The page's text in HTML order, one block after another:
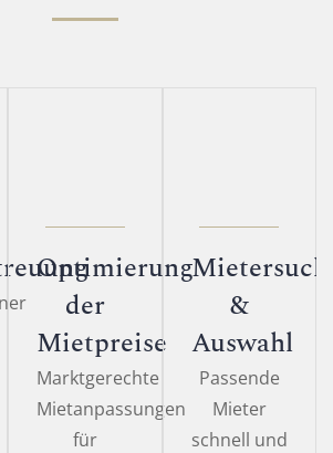
Optimierung
der
Mietpreise
Marktgerechte
Mietanpassungen
für
&
Auswahl
Passende
Mieter
schnell und